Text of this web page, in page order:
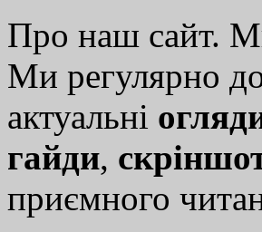
Про наш сайт.
Ми регулярно
актуальні
гайди,
приємного